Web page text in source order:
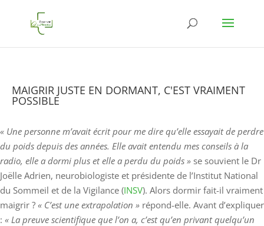
MAIGRIR JUSTE EN DORMANT, C'EST VRAIMENT
POSSIBLE
« Une personne m’avait écrit pour me dire qu’elle essayait de perdre
du poids depuis des années. Elle avait entendu mes conseils à la
radio, elle a dormi plus et elle a perdu du poids » se souvient le Dr
Joëlle Adrien, neurobiologiste et présidente de l’Institut National
du Sommeil et de la Vigilance (INSV). Alors dormir fait-il vraiment
maigrir ? « C’est une extrapolation » répond-elle. Avant d’expliquer
: « La preuve scientifique que l’on a, c’est qu’en privant quelqu’un